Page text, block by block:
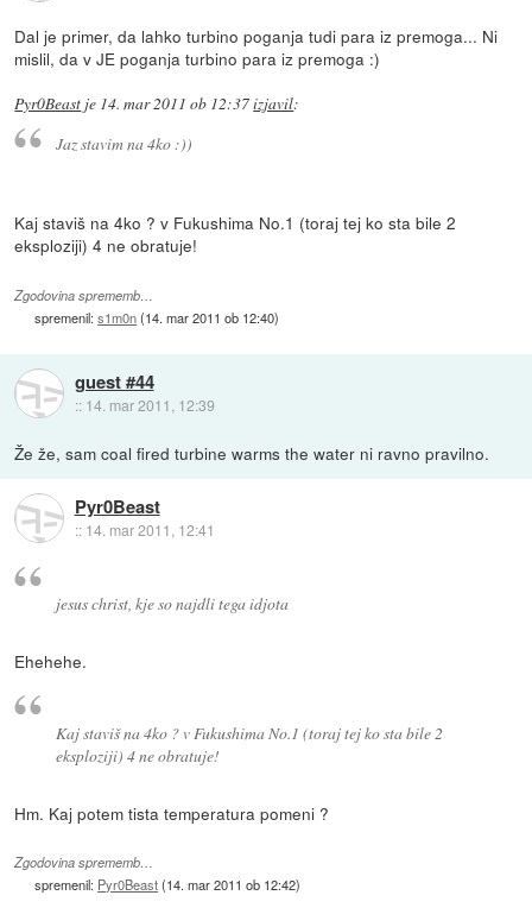
Dal je primer, da lahko turbino poganja tudi para iz premoga... Ni
mislil, da v JE poganja turbino para iz premoga :)
Pyr0Beast je 14. mar 2011 ob 12:37izjavil:
Jaz stavim na 4ko :))
Kaj staviš na 4ko ? v Fukushima No.1 (toraj tej ko sta bile 2
eksploziji) 4 ne obratuje!
Zgodovina sprememb…
spremenil:s1m0n(14. mar 2011 ob 12:40)
guest #44
:: 14. mar 2011, 12:39
Že že, sam coal fired turbine warms the water ni ravno pravilno.
Pyr0Beast
:: 14. mar 2011, 12:41
jesus christ, kje so najdli tega idjota
Ehehehe.
Kaj staviš na 4ko ? v Fukushima No.1 (toraj tej ko sta bile 2
eksploziji) 4 ne obratuje!
Hm. Kaj potem tista temperatura pomeni ?
Zgodovina sprememb…
spremenil: Pyr0Beast(14. mar 2011 ob 12:42)